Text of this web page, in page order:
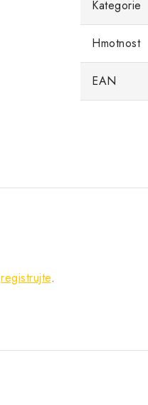
Kategorie
Hmotnost
EAN
registrujte.